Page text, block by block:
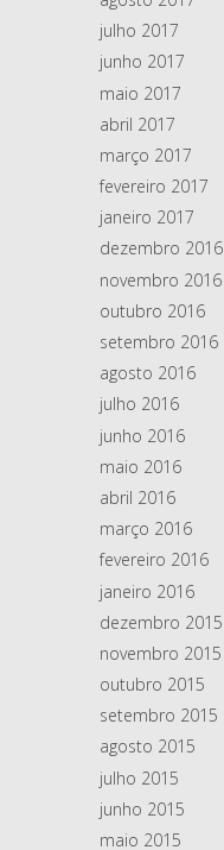
julho 2017
junho 2017
maio 2017
abril 2017
março 2017
fevereiro 2017
janeiro 2017
dezembro 2016
novembro 2016
outubro 2016
setembro 2016
agosto 2016
julho 2016
junho 2016
maio 2016
abril 2016
março 2016
fevereiro 2016
janeiro 2016
dezembro 2015
novembro 2015
outubro 2015
setembro 2015
agosto 2015
julho 2015
junho 2015
maio 2015